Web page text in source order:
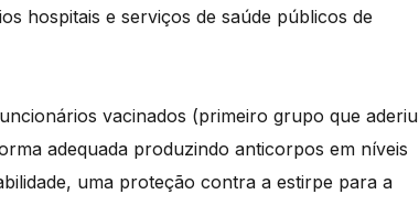
hospitais e serviços de saúde públicos de
vacinados (primeiro grupo que aderiu
adequada produzindo anticorpos em níveis
uma proteção contra a estirpe para a